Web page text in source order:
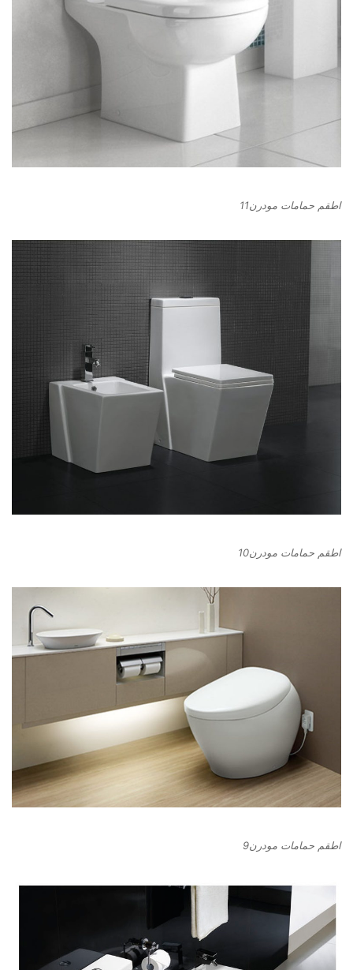
اطقم حمامات مودرن11
اطقم حمامات مودرن10
اطقم حمامات مودرن9